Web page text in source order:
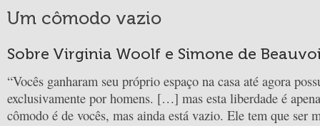
Um cômodo vazio
Sobre Virginia Woolf e Simone de
“Vocês ganharam seu próprio espaço na casa até agora
exclusivamente por homens. […] mas esta liberdade é
cômodo é de vocês, mas ainda está vazio. Ele tem que ser